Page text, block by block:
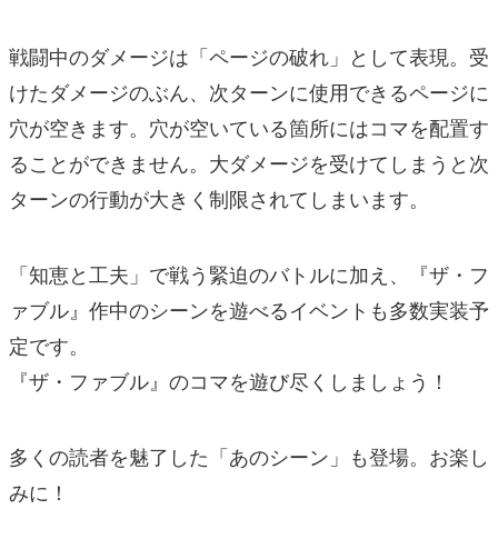
戦闘中のダメージは「ページの破れ」として表現。受
けたダメージのぶん、次ターンに使用できるページに
穴が空きます。穴が空いている箇所にはコマを配置す
ることができません。大ダメージを受けてしまうと次
ターンの行動が大きく制限されてしまいます。
「知恵と工夫」で戦う緊迫のバトルに加え、『ザ・フ
ァブル』作中のシーンを遊べるイベントも多数実装予
定です。
『ザ・ファブル』のコマを遊び尽くしましょう！
多くの読者を魅了した「あのシーン」も登場。お楽し
みに！